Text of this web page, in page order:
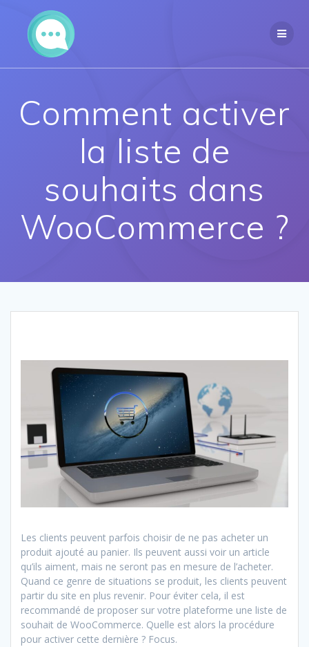
Comment activer
la liste de
souhaits dans
WooCommerce ?
Les clients peuvent parfois choisir de ne pas acheter un
produit ajouté au panier. Ils peuvent aussi voir un article
qu’ils aiment, mais ne seront pas en mesure de l’acheter.
Quand ce genre de situations se produit, les clients peuvent
partir du site en plus revenir. Pour éviter cela, il est
recommandé de proposer sur votre plateforme une liste de
souhait de WooCommerce. Quelle est alors la procédure
pour activer cette dernière ? Focus.